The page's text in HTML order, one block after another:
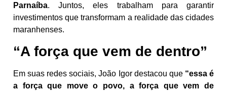
Parnaíba. Juntos, eles trabalham para garantir
investimentos que transformam a realidade das cidades
maranhenses.
“A força que vem de dentro”
Em suas redes sociais, João Igor destacou que “essa é
a força que move o povo, a força que vem de